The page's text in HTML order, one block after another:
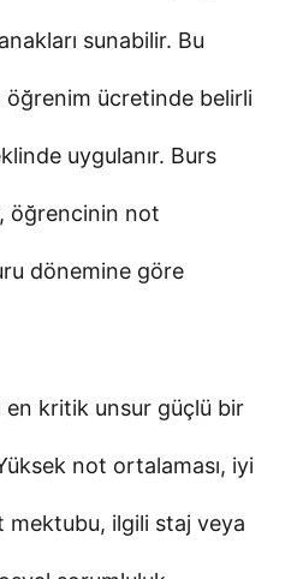
sunabilir. Bu
öğrenim ücretinde belirli
uygulanır. Burs
öğrencinin not
dönemine göre
en kritik unsur güçlü bir
not ortalaması, iyi
mektubu, ilgili staj veya